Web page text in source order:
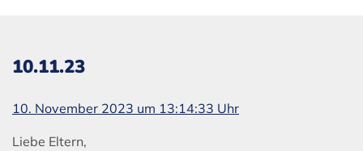
10.11.23
10. November 2023 um 13:14:33 Uhr
Liebe Eltern,